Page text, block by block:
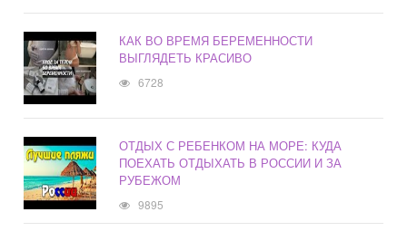
КАК ВО ВРЕМЯ БЕРЕМЕННОСТИ
ВЫГЛЯДЕТЬ КРАСИВО
6728
ОТДЫХ С РЕБЕНКОМ НА МОРЕ: КУДА
ПОЕХАТЬ ОТДЫХАТЬ В РОССИИ И ЗА
РУБЕЖОМ
9895